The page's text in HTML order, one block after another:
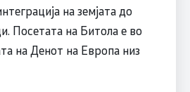
на земјата до
Посетата на Битола е во
на Денот на Европа низ